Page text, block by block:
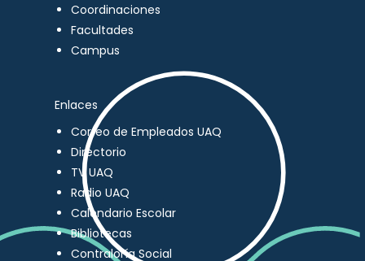
Coordinaciones
Facultades
Campus
Enlaces
Correo de Empleados UAQ
Directorio
TV UAQ
Radio UAQ
Calendario Escolar
Bibliotecas
Contraloría Social